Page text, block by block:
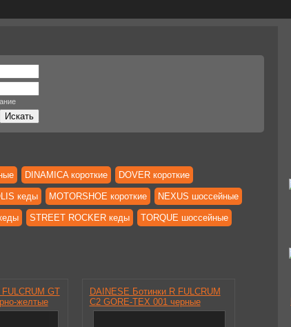
DINAMICA короткие DOVER короткие
кеды MOTORSHOE короткие NEXUS шоссейные
STREET ROCKER кеды TORQUE шоссейные
GT
желтые
DAINESE Ботинки R FULCRUM
C2 GORE-TEX 001 черные